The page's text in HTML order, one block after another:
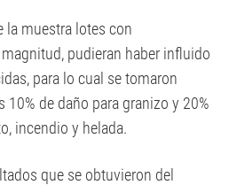
la muestra lotes con
pudieran haber influido
para lo cual se tomaron
de daño para granizo y 20%
incendio y helada.
que se obtuvieron del